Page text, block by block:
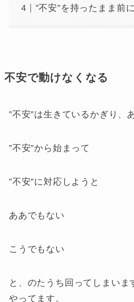
”不安”を持ったまま前
不安で動けなくなる
”不安”は生きているかぎり、
”不安”から始まって
”不安”に対応しようと
ああでもない
こうでもない
と、のたうち回ってしまい
やってます。